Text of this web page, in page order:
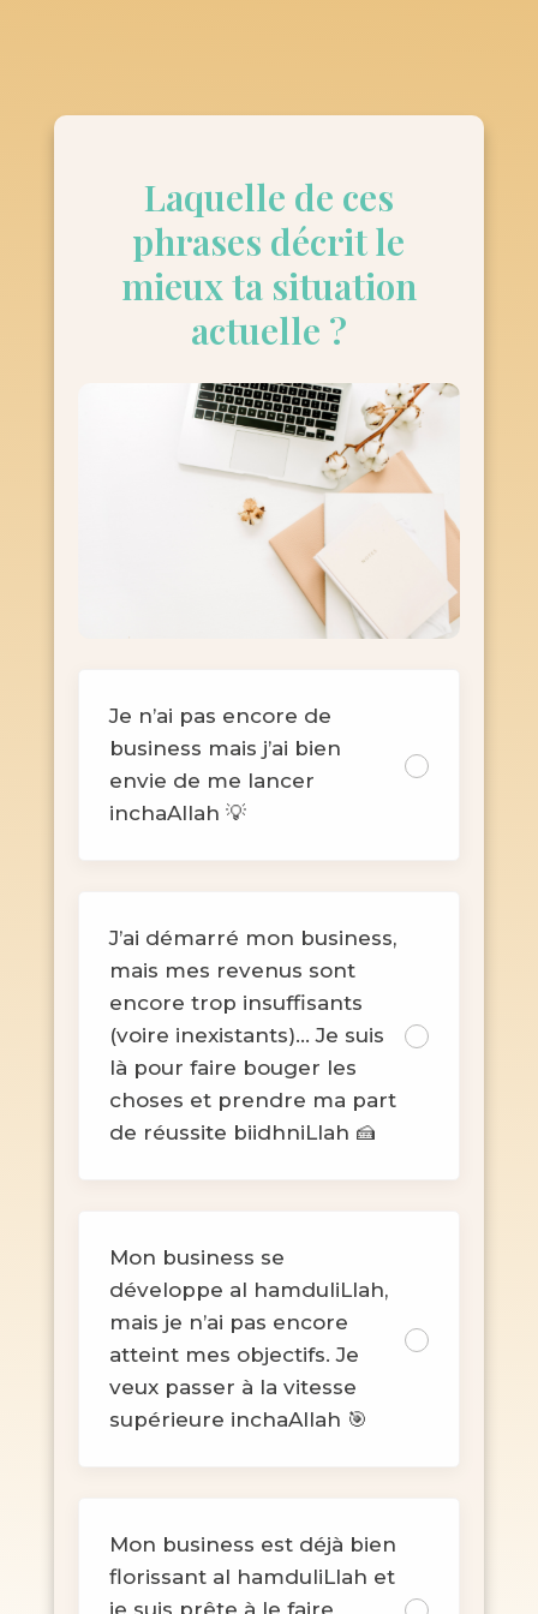
Laquelle de ces
phrases décrit le
mieux ta situation
actuelle ?
Je n’ai pas encore de
business mais j’ai bien
envie de me lancer
inchaAllah 💡
J’ai démarré mon business,
mais mes revenus sont
encore trop insuffisants
(voire inexistants)… Je suis
là pour faire bouger les
choses et prendre ma part
de réussite biidhniLlah 🍰
Mon business se
développe al hamduliLlah,
mais je n’ai pas encore
atteint mes objectifs. Je
veux passer à la vitesse
supérieure inchaAllah 🎯
Mon business est déjà bien
florissant al hamduliLlah et
je suis prête à le faire